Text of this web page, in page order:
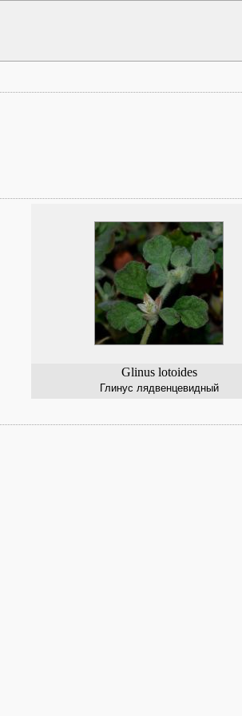
Glinus lotoides
Глинус лядвенцевидный